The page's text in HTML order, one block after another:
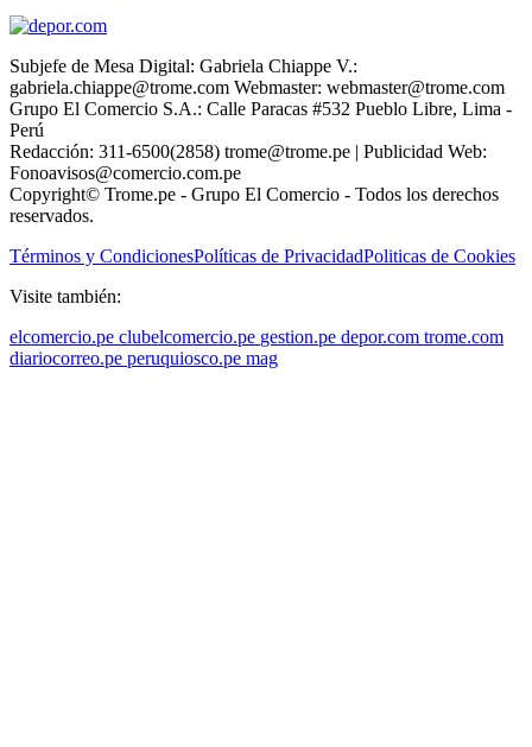
Subjefe de Mesa Digital: Gabriela Chiappe V.:
gabriela.chiappe@trome.com Webmaster: webmaster@trome.com
Grupo El Comercio S.A.: Calle Paracas #532 Pueblo Libre, Lima -
Perú
Redacción: 311-6500(2858) trome@trome.pe | Publicidad Web:
Fonoavisos@comercio.com.pe
Copyright© Trome.pe - Grupo El Comercio - Todos los derechos
reservados.
Términos y CondicionesPolíticas de PrivacidadPoliticas de Cookies
Visite también:
elcomercio.pe clubelcomercio.pe gestion.pe depor.com trome.com
diariocorreo.pe peruquiosco.pe mag